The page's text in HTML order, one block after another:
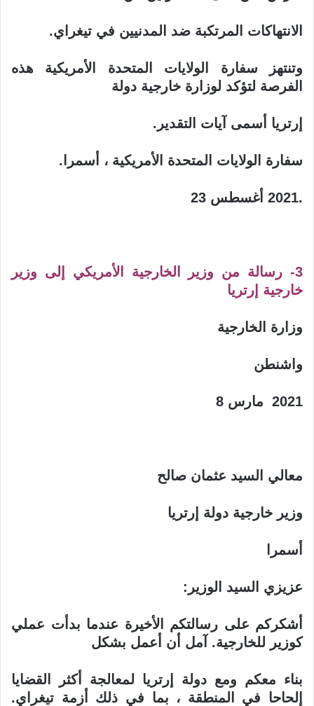
الانتهاكات المرتكبة ضد المدنيين في تيغراي.
وتنتهز سفارة الولايات المتحدة الأمريكية هذه
الفرصة لتؤكد لوزارة خارجية دولة
إرتريا أسمى آيات التقدير .
سفارة الولايات المتحدة الأمريكية ، أسمرا .
.2021 أغسطس 23
3- رسالة من وزير الخارجية الأمريكي إلى وزير
خارجية إرتريا
وزارة الخارجية
واشنطن
2021 مارس 8
معالي السيد عثمان صالح
وزير خارجية دولة إرتريا
أسمرا
عزيزي السيد الوزير :
أشكركم على رسالتكم الأخيرة عندما بدأت عملي
كوزير للخارجية. آمل أن أعمل بشكل
بناء معكم ومع دولة إرتريا لمعالجة أكثر القضايا
إلحاحا في المنطقة ، بما في ذلك أزمة تيغراي.